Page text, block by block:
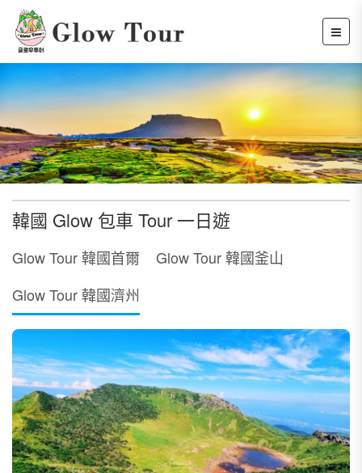
韓國 Glow 包車 Tour 一日遊
Glow Tour 韓國首爾
Glow Tour 韓國釜山
Glow Tour 韓國濟州